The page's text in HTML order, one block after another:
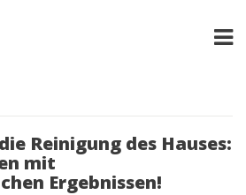
Reinigung des Hauses:
mit
Ergebnissen!